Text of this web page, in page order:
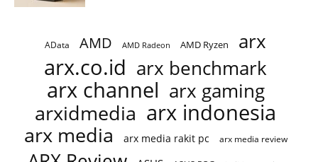
AData AMD AMD Radeon AMD Ryzen arx
arx.co.id arx benchmark
arx channel arx gaming
arxidmedia arx indonesia
arx media arx media rakit pc arx media review